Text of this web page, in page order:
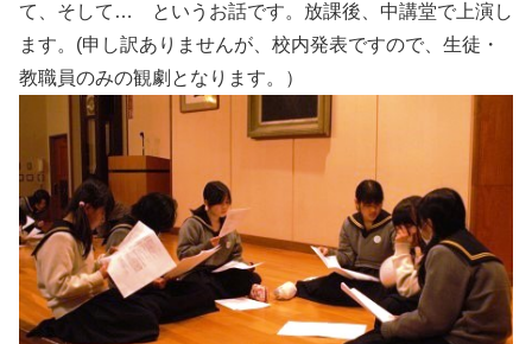
て、そして… というお話です。放課後、中講堂で上演し
ます。(申し訳ありませんが、校内発表ですので、生徒・
教職員のみの観劇となります。）